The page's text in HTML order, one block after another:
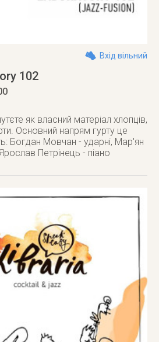
Вхід вільний
102
як власний матеріал хлопців,
Основний напрям гурту це
Богдан Мовчан - ударні, Мар'ян
Петрінець - піано